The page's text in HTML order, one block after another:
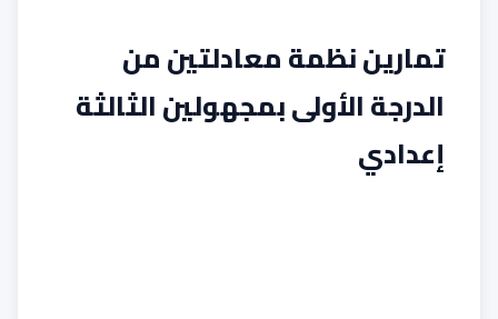
تمارين نظمة معادلتين من
الدرجة الأولى بمجهولين الثالثة
إعدادي